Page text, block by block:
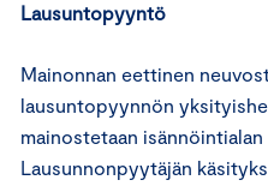
Lausuntopyyntö
Mainonnan eettinen
lausuntopyynnön
mainostetaan
Lausunnonpyytäjän